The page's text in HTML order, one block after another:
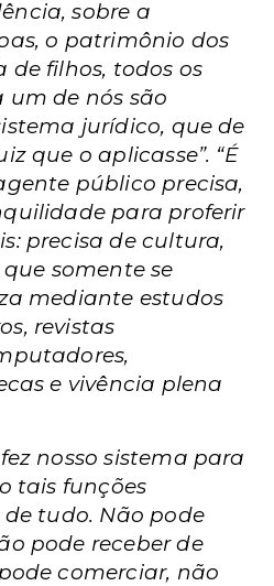
sobre a
o patrimônio dos
filhos, todos os
um de nós são
jurídico, que de
que o aplicasse”. “É
público precisa,
para proferir
precisa de cultura,
somente se
mediante estudos
revistas
e vivência plena
nosso sistema para
tais funções
tudo. Não pode
pode receber de
comerciar, não